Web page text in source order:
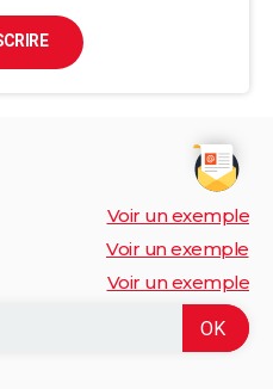
Voir un exemple
Voir un exemple
Voir un exemple